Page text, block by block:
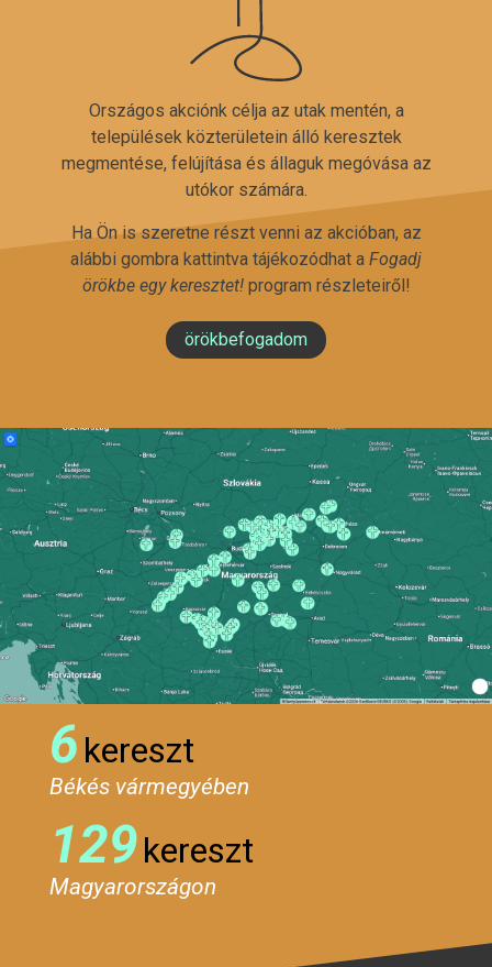
Országos akciónk célja az utak mentén, a
települések közterületein álló keresztek
megmentése, felújítása és állaguk megóvása az
utókor számára.
Ha Ön is szeretne részt venni az akcióban, az
alábbi gombra kattintva tájékozódhat a Fogadj
örökbe egy keresztet!program részleteiről!
örökbefogadom
6 kereszt
Békés vármegyében
129kereszt
Magyarországon